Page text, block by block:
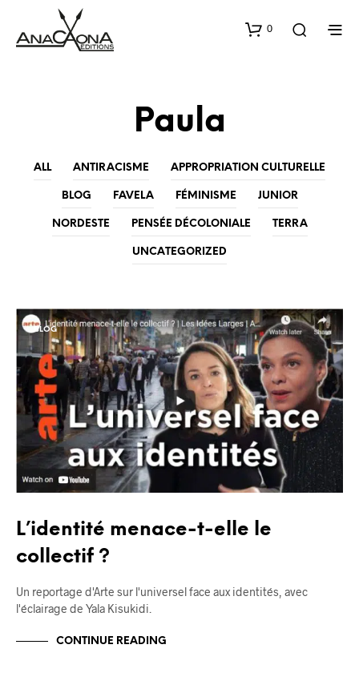
0
Paula
ALL ANTIRACISME APPROPRIATION CULTURELLE
BLOG FAVELA FÉMINISME JUNIOR
NORDESTE PENSÉE DÉCOLONIALE TERRA
UNCATEGORIZED
BLOG
L’identité menace-t-elle le
collectif ?
Un reportage d'Arte sur l'universel face aux identités, avec
l'éclairage de Yala Kisukidi.
CONTINUE READING